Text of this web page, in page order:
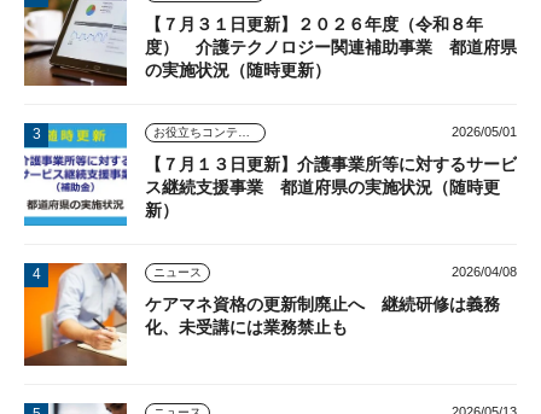
【７月３１日更新】２０２６年度（令和８年
度） 介護テクノロジー関連補助事業 都道府県
の実施状況（随時更新）
2026/05/01
【７月１３日更新】介護事業所等に対するサービ
ス継続支援事業 都道府県の実施状況（随時更
新）
ニュース 2026/04/08
ケアマネ資格の更新制廃止へ 継続研修は義務
化、未受講には業務禁止も
2026/05/13